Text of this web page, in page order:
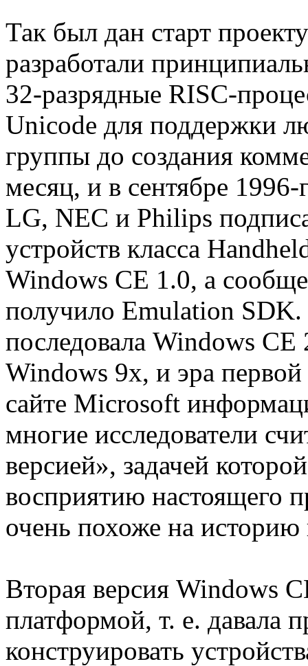
Так был дан старт
разработали
32-разрядные RISC-
Unicode для поддержки
группы до создания
месяц, и в сентябре
LG, NEC и Philips
устройств класса
Windows CE 1.0, а
получило Emulation
последовала Windows
Windows 9x, и эра
сайте Microsoft
многие исследователи
версией», задачей
восприятию настоящего
очень похоже на
Вторая версия Windows
платформой, т. е. давала
конструировать